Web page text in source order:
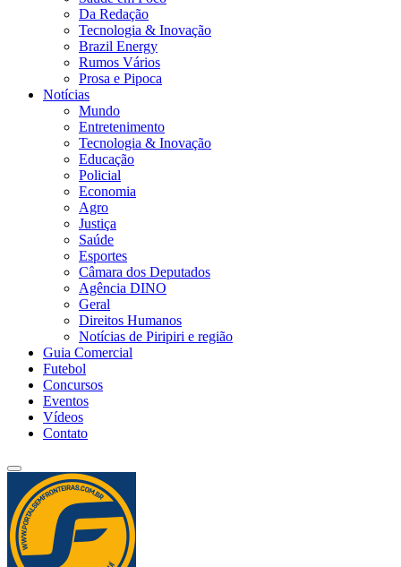
Da Redação
Tecnologia & Inovação
Brazil Energy
Rumos Vários
Prosa e Pipoca
Notícias
Mundo
Entretenimento
Tecnologia & Inovação
Educação
Policial
Economia
Agro
Justiça
Saúde
Esportes
Câmara dos Deputados
Agência DINO
Geral
Direitos Humanos
Notícias de Piripiri e região
Guia Comercial
Futebol
Concursos
Eventos
Vídeos
Contato